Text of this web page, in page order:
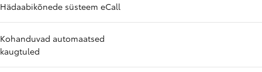
Hädaabikõnede süsteem eCall
Kohanduvad automaatsed
kaugtuled